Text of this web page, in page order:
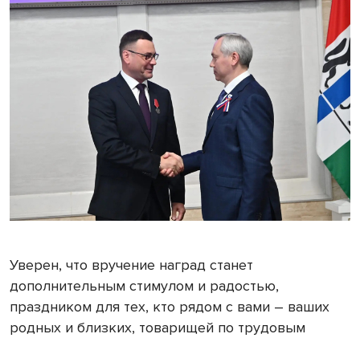
Уверен, что вручение наград станет
дополнительным стимулом и радостью,
праздником для тех, кто рядом с вами – ваших
родных и близких, товарищей по трудовым